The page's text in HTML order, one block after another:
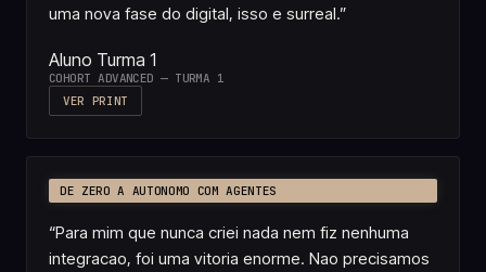
uma nova fase do digital, isso e surreal.”
Aluno Turma 1
COHORT ADVANCED — TURMA 1
VER PRINT
DE ZERO A AUTONOMO COM AGENTES
“Para mim que nunca criei nada nem fiz nenhuma
integracao, foi uma vitoria enorme. Nao precisamos